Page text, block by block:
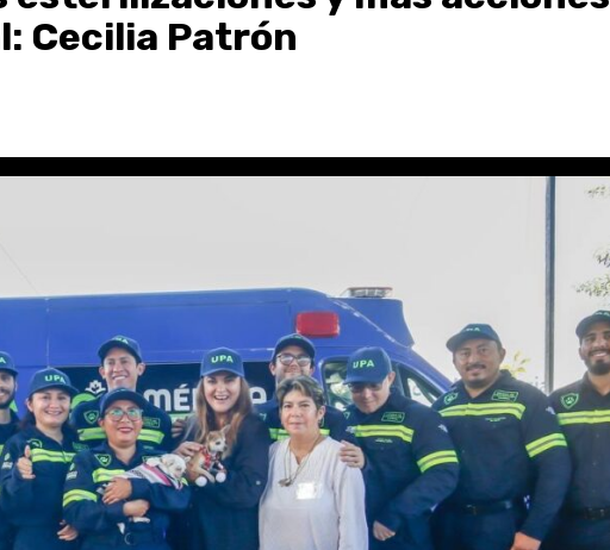
Cecilia Patrón